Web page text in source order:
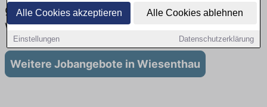
Alle Cookies akzeptieren Alle Cookies ablehnen
Einstellungen Datenschutzerklärung
gibt es keine Stellenangebote für Fahrer in
Wiesenthau
Weitere Jobangebote in Wiesenthau